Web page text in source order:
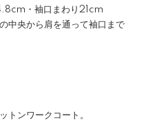
・袖口まわり21cm
から肩を通って袖口まで
トンワークコート。